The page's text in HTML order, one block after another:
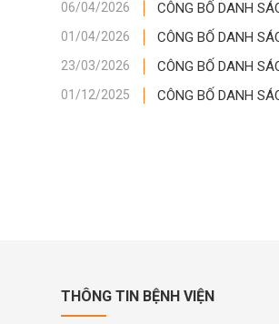
06/04/2026 CÔNG BỐ DANH
01/04/2026 CÔNG BỐ DANH
23/03/2026 CÔNG BỐ DANH
01/12/2025 CÔNG BỐ DANH
THÔNG TIN BỆNH VIỆN